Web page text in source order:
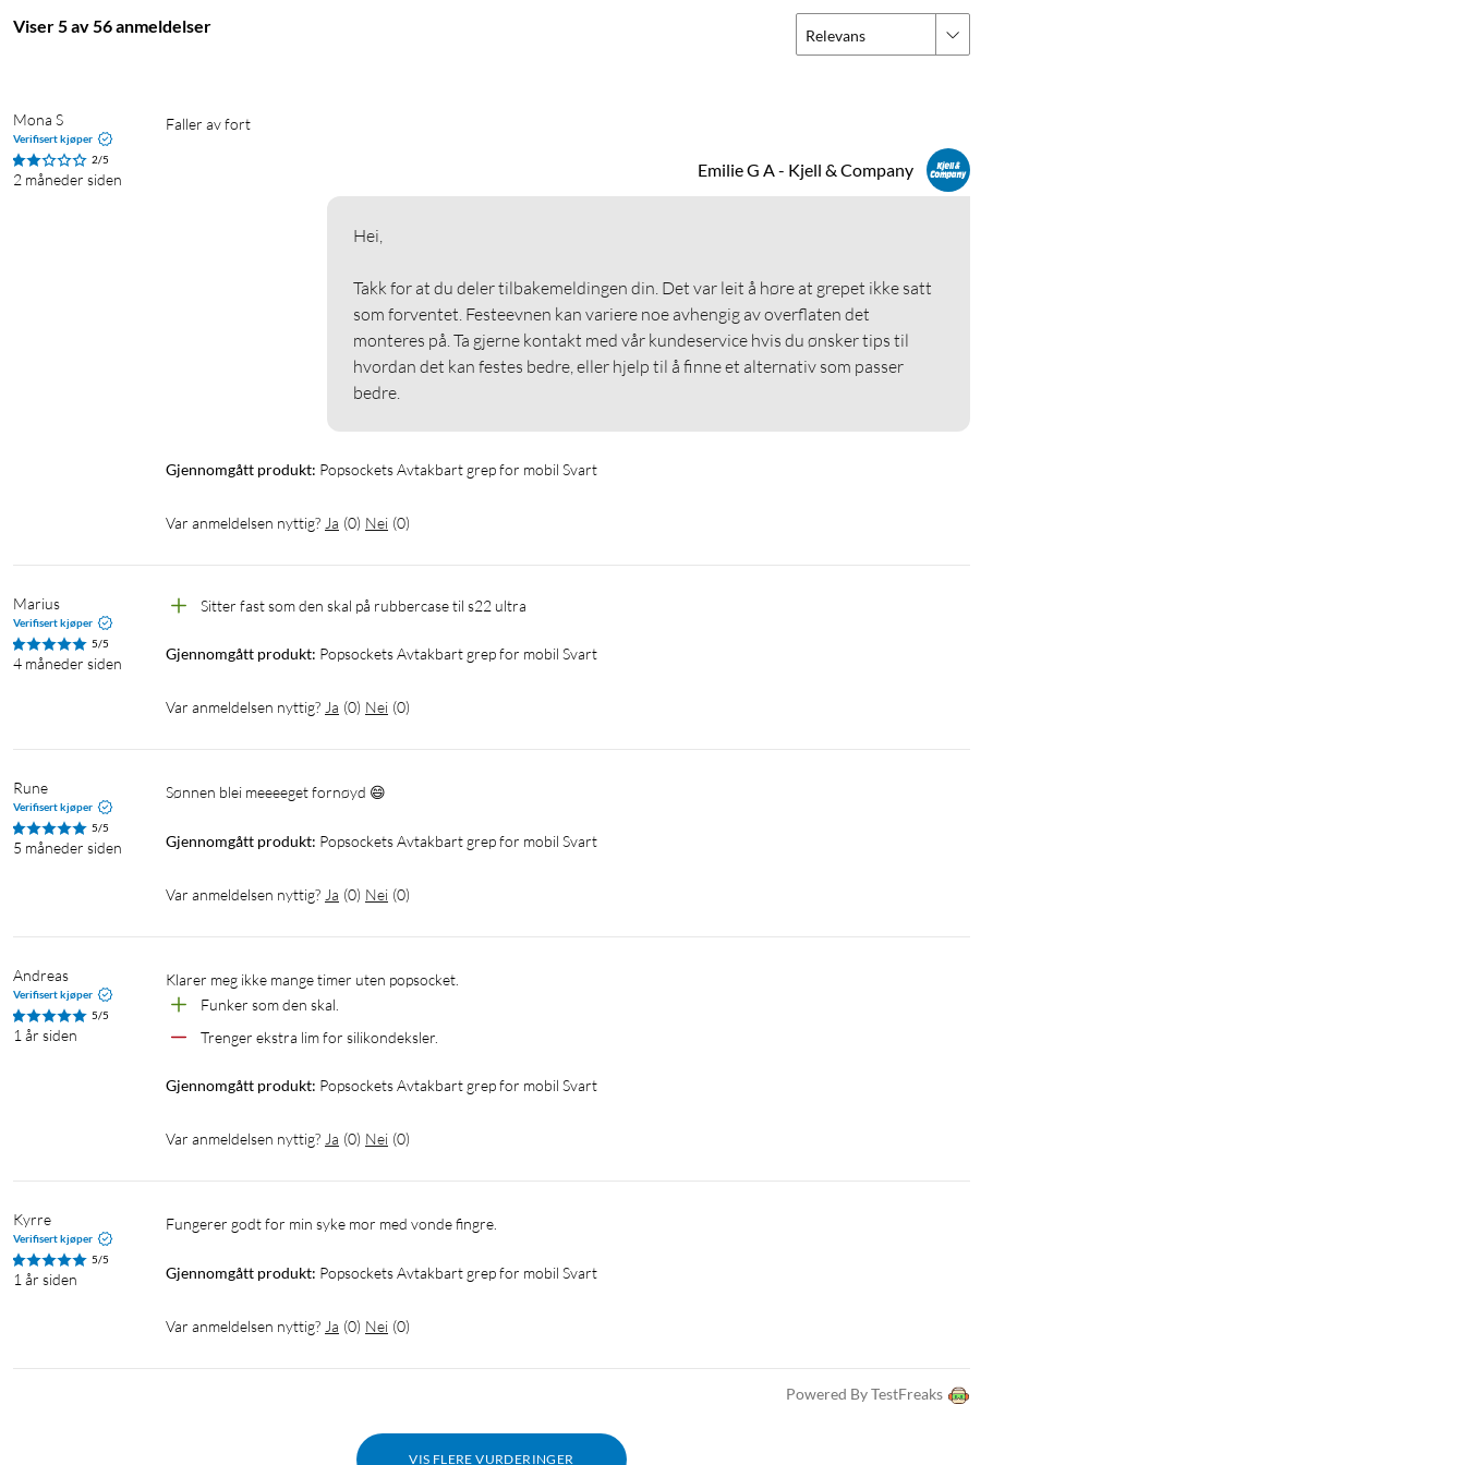
Viser 5 av 56 anmeldelser Relevans
Mona S
Verifisert kjøper
2/5
2 måneder siden
Faller av fort
Emilie G A - Kjell & Company
Hei,
Takk for at du deler tilbakemeldingen din. Det var leit å høre at grepet ikke satt
som forventet. Festeevnen kan variere noe avhengig av overflaten det
monteres på. Ta gjerne kontakt med vår kundeservice hvis du ønsker tips til
hvordan det kan festes bedre, eller hjelp til å finne et alternativ som passer
bedre.
Gjennomgått produkt: Popsockets Avtakbart grep for mobil Svart
Var anmeldelsen nyttig? Ja (0) Nei (0)
Marius
Verifisert kjøper
5/5
4 måneder siden
Sitter fast som den skal på rubbercase til s22 ultra
Gjennomgått produkt: Popsockets Avtakbart grep for mobil Svart
Var anmeldelsen nyttig? Ja (0) Nei (0)
Rune
Verifisert kjøper
5/5
5 måneder siden
Sønnen blei meeeeget fornøyd 😄
Gjennomgått produkt: Popsockets Avtakbart grep for mobil Svart
Var anmeldelsen nyttig? Ja (0) Nei (0)
Andreas
Verifisert kjøper
5/5
1 år siden
Klarer meg ikke mange timer uten popsocket.
Funker som den skal.
Trenger ekstra lim for silikondeksler.
Gjennomgått produkt: Popsockets Avtakbart grep for mobil Svart
Var anmeldelsen nyttig? Ja (0) Nei (0)
Kyrre
Verifisert kjøper
5/5
1 år siden
Fungerer godt for min syke mor med vonde fingre.
Gjennomgått produkt: Popsockets Avtakbart grep for mobil Svart
Var anmeldelsen nyttig? Ja (0) Nei (0)
Powered By TestFreaks
VIS FLERE VURDERINGER